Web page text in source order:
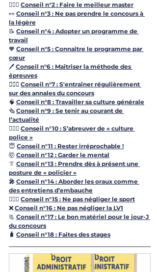
👮🏼‍♂️ Conseil n°2 : Faire le meilleur master
👀 Conseil n°3 : Ne pas prendre le concours à
la légère
📝 Conseil n°4 : Adopter un programme de
travail
🧡 Conseil n°5 : Connaître le programme par
cœur
🖊 Conseil n°6 : Maîtriser la méthode des
épreuves
🏋🏾‍♀️ Conseil n°7 : S'entraîner régulièrement
sur des annales du concours
🧠 Conseil n°8 : Travailler sa culture générale
🗞 Conseil n°9 : Se tenir au courant de
l’actualité
👮🏼‍♀️ Conseil n°10 : S’abreuver de « culture
police »
😇 Conseil n°11 : Rester irréprochable !
🤯 Conseil n°12 : Garder le mental
👔 Conseil n°13 : Prendre dès à présent une
posture de « policier »
🎤 Conseil n°14 : Aborder les oraux comme
des entretiens d’embauche
🏃🏼‍♀️ Conseil n°15 : Ne pas négliger le sport
❌ Conseil n°16 : Ne pas négliger la LV1
📃 Conseil n°17 : Le bon matériel pour le jour-J
du concours
🧳 Conseil n°18 : Faites des stages